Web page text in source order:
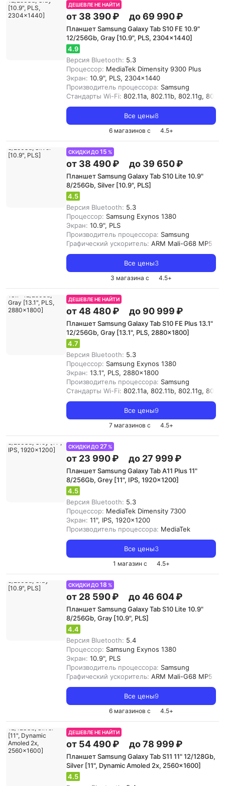
ДЕШЕВЛЕ НЕ НАЙТИ
от 38 390 ₽ до 69 990 ₽
Планшет Samsung Galaxy Tab S10 FE 10.9"
12/256Gb, Gray [10.9", PLS, 2304x1440]
4.9
Версия Bluetooth: 5.3
Процессор: MediaTek Dimensity 9300 Plus
Экран: 10.9", PLS, 2304x1440
Производитель процессора: Samsung
Стандарты Wi-Fi: 802.11a, 802.11b, 802.11g,
Все цены8
6 магазинов с 4.5+
СКИДКИ ДО15 %
от 38 490 ₽ до 39 650 ₽
Планшет Samsung Galaxy Tab S10 Lite 10.9"
8/256Gb, Silver [10.9", PLS]
4.5
Версия Bluetooth: 5.3
Процессор: Samsung Exynos 1380
Экран: 10.9", PLS
Производитель процессора: Samsung
Графический ускоритель: ARM Mali-G68 MP5
Все цены3
3 магазина с 4.5+
ДЕШЕВЛЕ НЕ НАЙТИ
от 48 480 ₽ до 90 999 ₽
Планшет Samsung Galaxy Tab S10 FE Plus 13.1"
12/256Gb, Gray [13.1", PLS, 2880x1800]
4.7
Версия Bluetooth: 5.3
Процессор: Samsung Exynos 1380
Экран: 13.1", PLS, 2880x1800
Производитель процессора: Samsung
Стандарты Wi-Fi: 802.11a, 802.11b, 802.11g,
Все цены9
7 магазинов с 4.5+
СКИДКИ ДО27 %
от 23 990 ₽ до 27 999 ₽
Планшет Samsung Galaxy Tab A11 Plus 11"
8/256Gb, Grey [11", IPS, 1920x1200]
4.5
Версия Bluetooth: 5.3
Процессор: MediaTek Dimensity 7300
Экран: 11", IPS, 1920x1200
Производитель процессора: MediaTek
Все цены3
1 магазин с 4.5+
СКИДКИ ДО18 %
от 28 590 ₽ до 46 604 ₽
Планшет Samsung Galaxy Tab S10 Lite 10.9"
8/256Gb, Gray [10.9", PLS]
4.4
Версия Bluetooth: 5.4
Процессор: Samsung Exynos 1380
Экран: 10.9", PLS
Производитель процессора: Samsung
Графический ускоритель: ARM Mali-G68 MP5
Все цены9
6 магазинов с 4.5+
ДЕШЕВЛЕ НЕ НАЙТИ
от 54 490 ₽ до 78 999 ₽
Планшет Samsung Galaxy Tab S11 11" 12/128Gb,
Silver [11", Dynamic Amoled 2x, 2560x1600]
4.5